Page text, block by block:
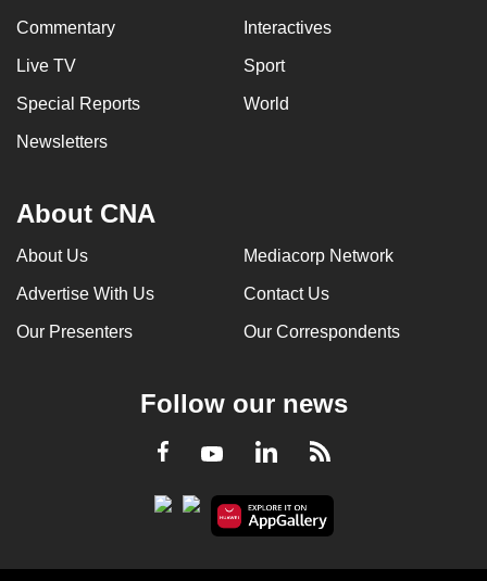
Commentary Interactives
Live TV Sport
Special Reports World
Newsletters
About CNA
About Us Mediacorp Network
Advertise With Us Contact Us
Our Presenters Our Correspondents
Follow our news
Facebook
YoutubeLinkedInRSS